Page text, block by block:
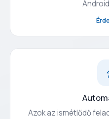
Azok az ismétlődő